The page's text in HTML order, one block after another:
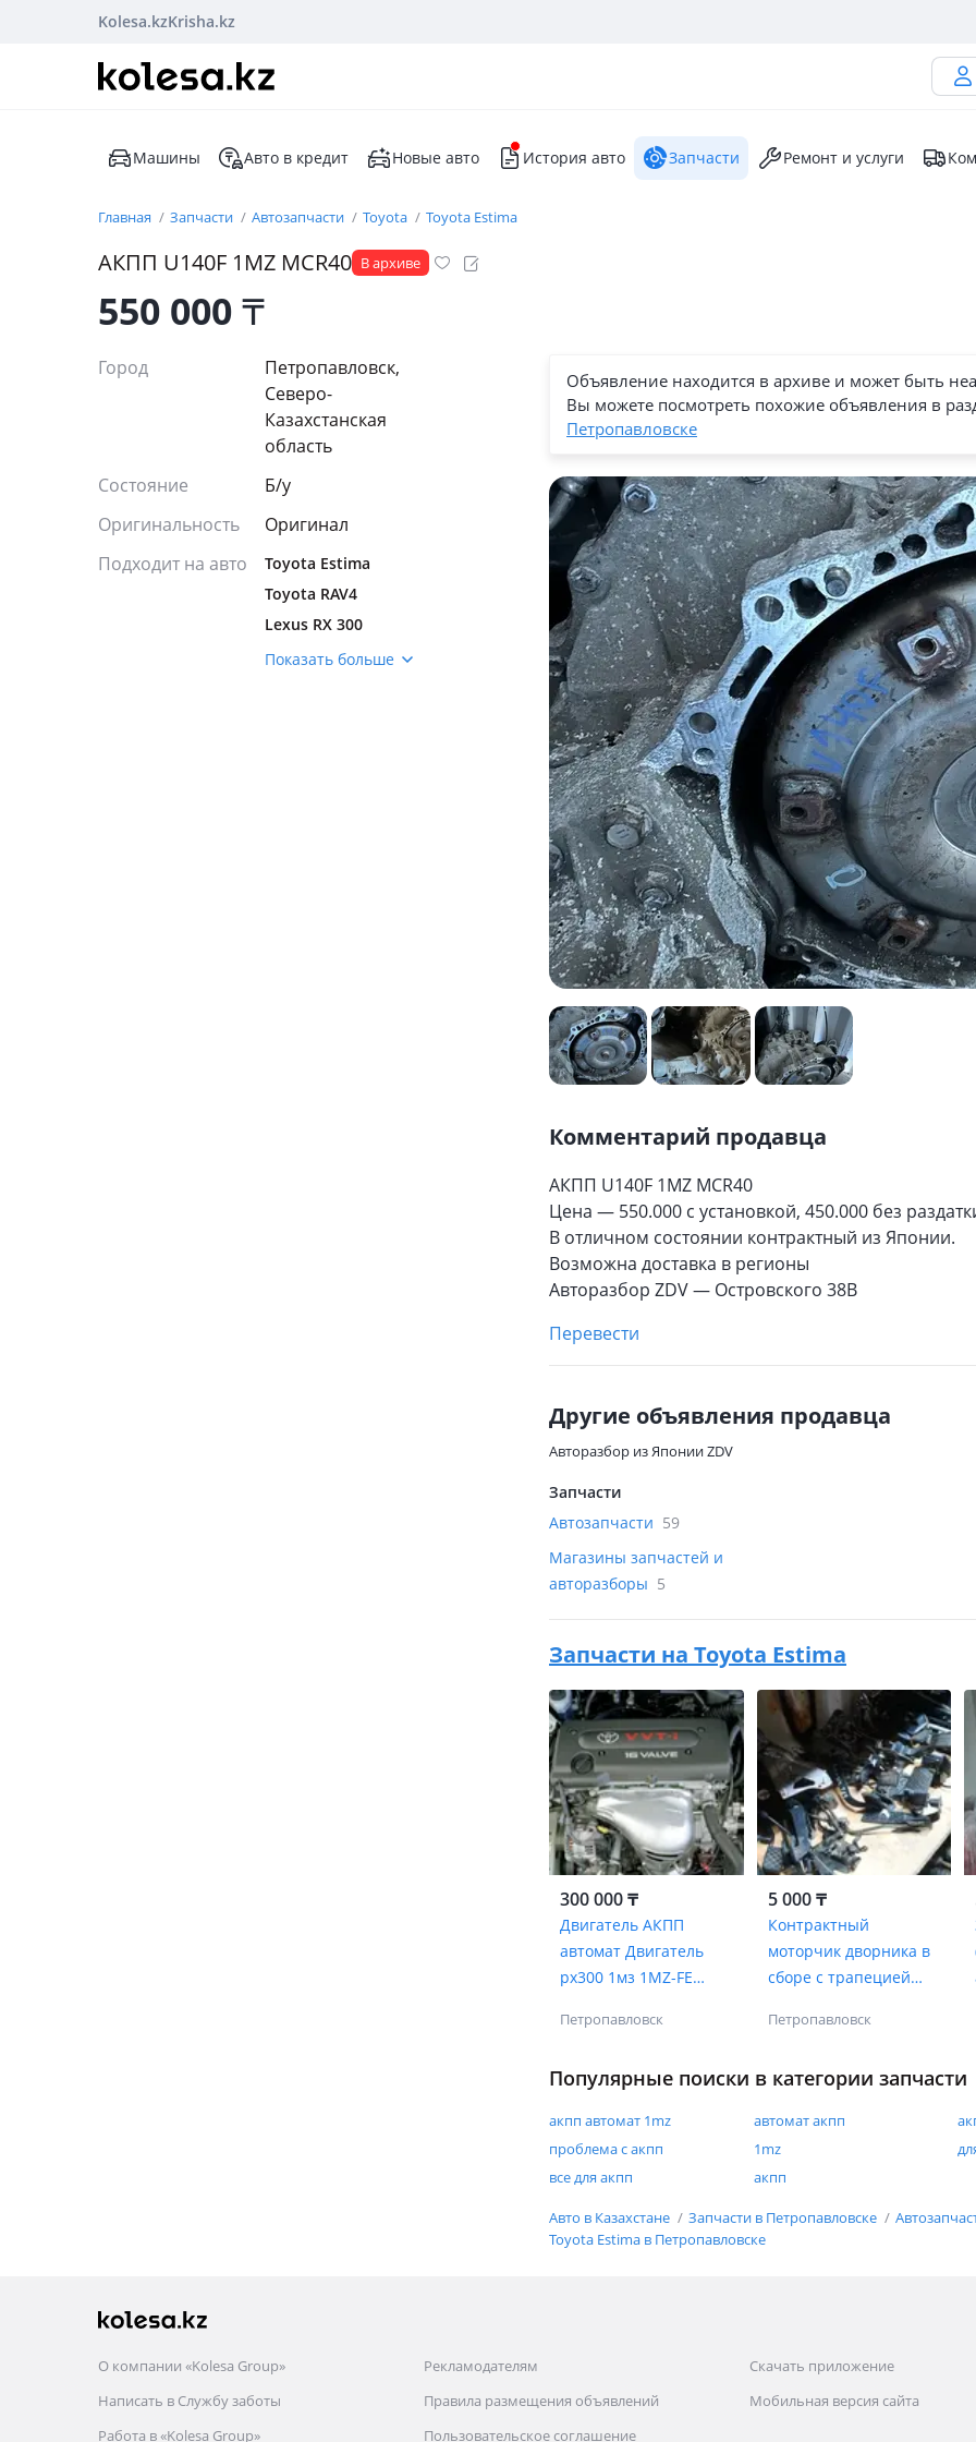
Kolesa.kzKrisha.kz
Машины Авто в кредит Новые авто История авто Запчасти Ремонт и услуги
Главная Запчасти Автозапчасти Toyota Toyota Estima
АКПП U140F 1MZ MCR40 В архиве
550 000₸
Город
Петропавловск,
Северо-
Казахстанская
область
Состояние
Б/y
Оригинальность
Оригинал
Подходит на авто
Toyota Estima
Toyota RAV4
Lexus RX 300
Lexus RX 330
Показать больше
Объявление находится в архиве и может быть
Вы можете посмотреть похожие объявления в
Петропавловске
Комментарий продавца
АКПП U140F 1MZ MCR40
Цена — 550.000 с установкой, 450.000 без
В отличном состоянии контрактный из Японии.
Возможна доставка в регионы
Авторазбор ZDV — Островского 38В
Перевести
Другие объявления продавца
Авторазбор из Японии ZDV
Запчасти
Автозапчасти 59
Магазины запчастей и
авторазборы 5
Запчасти на Toyota Estima
300 000 ₸
Двигатель АКПП
автомат Двигатель
рх300 1мз 1MZ-FE
Петропавловск
5 000 ₸
Контрактный
моторчик дворника в
сборе с трапецией
автомобилей
Петропавловск
Популярные поиски в категории запчасти
акпп автомат 1mz автомат акпп
проблема с акпп
1mz
все для акпп
акпп
Авто в Казахстане Запчасти в Петропавловске
Toyota Estima в Петропавловске
О компании «Kolesa Group»
Написать в Службу заботы
Работа в «Kolesa Group»
Рекламодателям
Правила размещения объявлений
Пользовательское соглашение
Скачать приложение
Мобильная версия сайта